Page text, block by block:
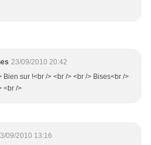
23/09/2010 20:42
Bien sur !<br /> <br /> <br /> Bises<br />
<br />
09/2010 13:16